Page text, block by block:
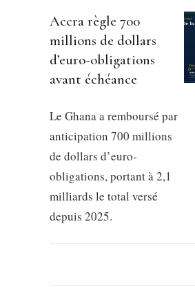
Accra règle 700
millions de dollars
d’euro-obligations
avant échéance
Le Ghana a remboursé par
anticipation 700 millions
de dollars d’euro-
obligations, portant à 2,1
milliards le total versé
depuis 2025.